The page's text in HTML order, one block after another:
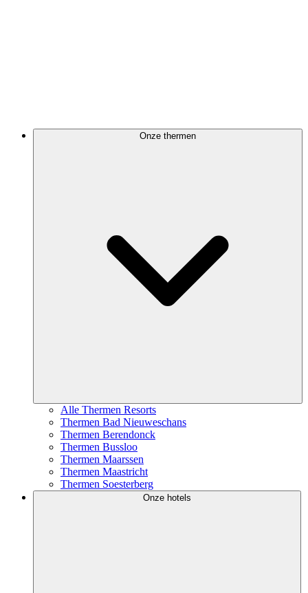
Onze thermen
Alle Thermen Resorts
Thermen Bad Nieuweschans
Thermen Berendonck
Thermen Bussloo
Thermen Maarssen
Thermen Maastricht
Thermen Soesterberg
Onze hotels